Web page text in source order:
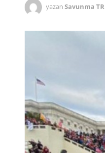
yazan Savunma TR